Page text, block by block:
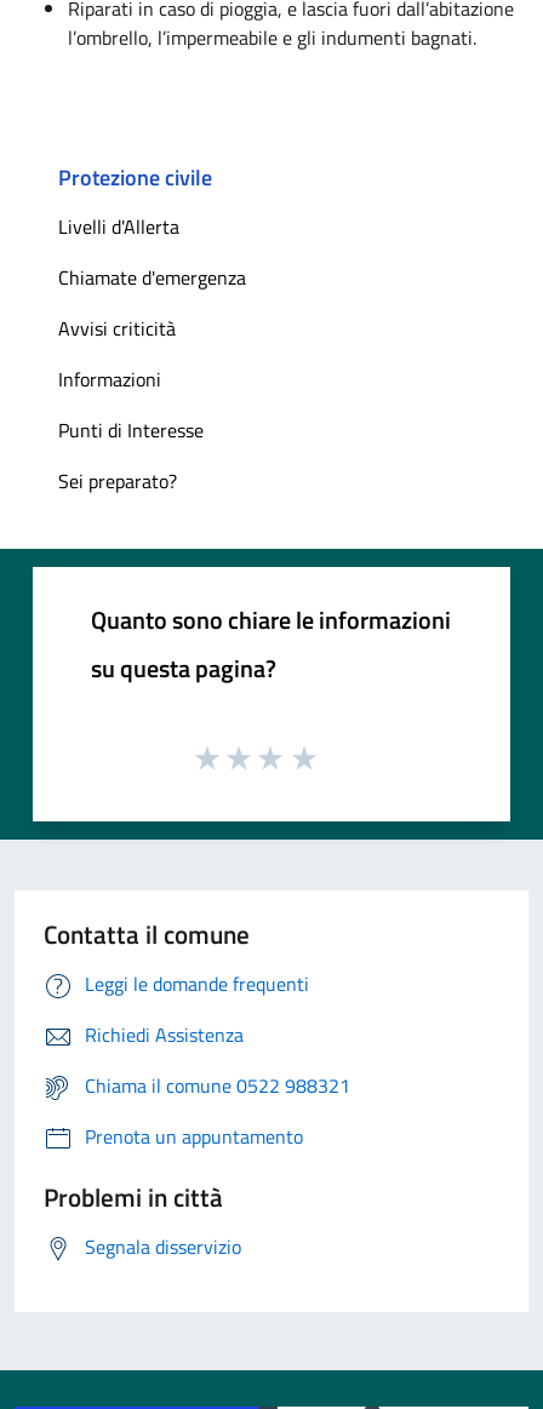
Riparati in caso di pioggia, e lascia fuori dall’abitazione
l’ombrello, l’impermeabile e gli indumenti bagnati.
Protezione civile
Livelli d'Allerta
Chiamate d'emergenza
Avvisi criticità
Informazioni
Punti di Interesse
Sei preparato?
Quanto sono chiare le informazioni
su questa pagina?
Contatta il comune
Leggi le domande frequenti
Richiedi Assistenza
Chiama il comune 0522 988321
Prenota un appuntamento
Problemi in città
Segnala disservizio